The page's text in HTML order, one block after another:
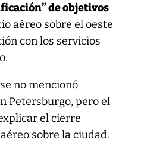
de objetivos
aéreo sobre el oeste
con los servicios
no mencionó
Petersburgo, pero el
el cierre
sobre la ciudad.